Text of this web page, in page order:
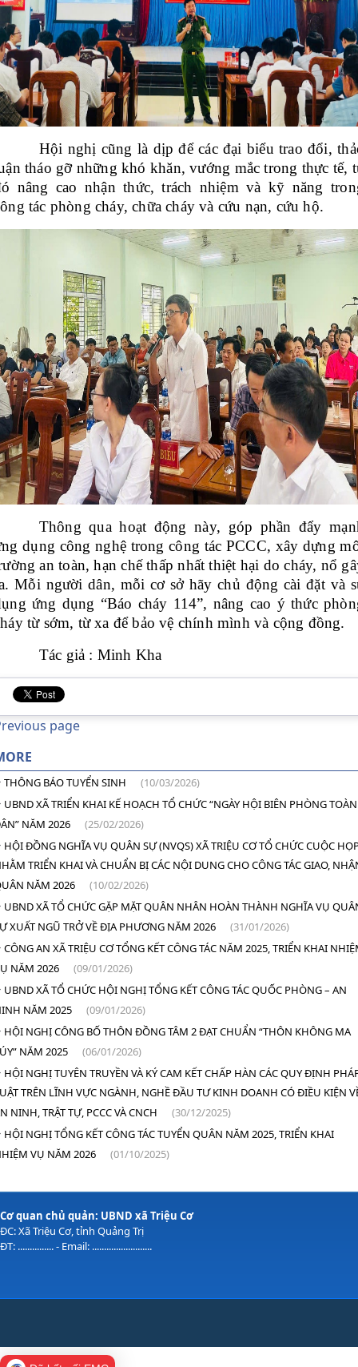
Hội nghị cũng là dịp để các đại biểu trao đổi,
tháo gỡ những khó khăn, vướng mắc trong thực tế,
nâng cao nhận thức, trách nhiệm và kỹ năng
tác phòng cháy, chữa cháy và cứu nạn, cứu hộ.
Thông qua hoạt động này, góp phần đẩy
dụng công nghệ trong công tác PCCC, xây dựng
an toàn, hạn chế thấp nhất thiệt hại do cháy, nổ
Mỗi người dân, mỗi cơ sở hãy chủ động cài đặt và
ứng dụng “Báo cháy 114”, nâng cao ý thức
từ sớm, từ xa để bảo vệ chính mình và cộng đồng.
Tác giả : Minh Kha
page
THÔNG BÁO TUYỂN SINH
(10/03/2026)
UBND XÃ TRIỂN KHAI KẾ HOẠCH TỔ CHỨC “NGÀY HỘI BIÊN PHÒNG TOÀN
NĂM 2026
(25/02/2026)
HỘI ĐỒNG NGHĨA VỤ QUÂN SỰ (NVQS) XÃ TRIỆU CƠ TỔ CHỨC CUỘC
TRIỂN KHAI VÀ CHUẨN BỊ CÁC NỘI DUNG CHO CÔNG TÁC GIAO,
NĂM 2026
(10/02/2026)
UBND XÃ TỔ CHỨC GẶP MẶT QUÂN NHÂN HOÀN THÀNH NGHĨA VỤ
XUẤT NGŨ TRỞ VỀ ĐỊA PHƯƠNG NĂM 2026
(31/01/2026)
CÔNG AN XÃ TRIỆU CƠ TỔNG KẾT CÔNG TÁC NĂM 2025, TRIỂN KHAI
NĂM 2026
(09/01/2026)
UBND XÃ TỔ CHỨC HỘI NGHỊ TỔNG KẾT CÔNG TÁC QUỐC PHÒNG – AN
NĂM 2025
(09/01/2026)
HỘI NGHỊ CÔNG BỐ THÔN ĐỒNG TÂM 2 ĐẠT CHUẨN “THÔN KHÔNG MA
NĂM 2025
(06/01/2026)
HỘI NGHỊ TUYÊN TRUYỀN VÀ KÝ CAM KẾT CHẤP HÀN CÁC QUY ĐỊNH
TRÊN LĨNH VỰC NGÀNH, NGHỀ ĐẦU TƯ KINH DOANH CÓ ĐIỀU KIỆN
NINH, TRẬT TỰ, PCCC VÀ CNCH
(30/12/2025)
HỘI NGHỊ TỔNG KẾT CÔNG TÁC TUYỂN QUÂN NĂM 2025, TRIỂN KHAI
VỤ NĂM 2026
(01/10/2025)
Cơ quan chủ quản: UBND xã Triệu Cơ
ĐC: Xã Triệu Cơ, tỉnh Quảng Trị
ĐT: ............... - Email: .........................